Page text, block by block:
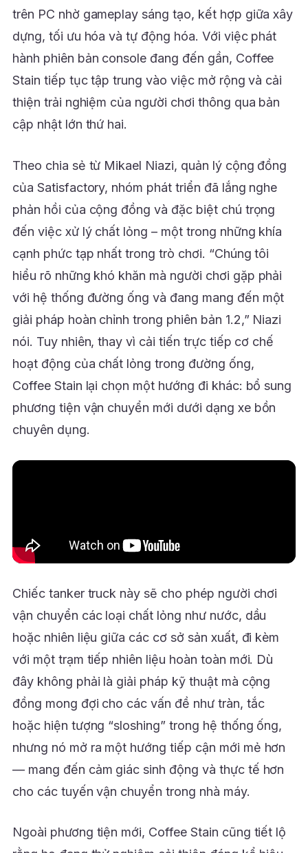
trên PC nhờ gameplay sáng tạo, kết hợp giữa xây
dựng, tối ưu hóa và tự động hóa. Với việc phát
hành phiên bản console đang đến gần, Coffee
Stain tiếp tục tập trung vào việc mở rộng và cải
thiện trải nghiệm của người chơi thông qua bản
cập nhật lớn thứ hai.
Theo chia sẻ từ Mikael Niazi, quản lý cộng đồng
của Satisfactory, nhóm phát triển đã lắng nghe
phản hồi của cộng đồng và đặc biệt chú trọng
đến việc xử lý chất lỏng – một trong những khía
cạnh phức tạp nhất trong trò chơi. “Chúng tôi
hiểu rõ những khó khăn mà người chơi gặp phải
với hệ thống đường ống và đang mang đến một
giải pháp hoàn chỉnh trong phiên bản 1.2,” Niazi
nói. Tuy nhiên, thay vì cải tiến trực tiếp cơ chế
hoạt động của chất lỏng trong đường ống,
Coffee Stain lại chọn một hướng đi khác: bổ sung
phương tiện vận chuyển mới dưới dạng xe bồn
chuyên dụng.
Chiếc tanker truck này sẽ cho phép người chơi
vận chuyển các loại chất lỏng như nước, dầu
hoặc nhiên liệu giữa các cơ sở sản xuất, đi kèm
với một trạm tiếp nhiên liệu hoàn toàn mới. Dù
đây không phải là giải pháp kỹ thuật mà cộng
đồng mong đợi cho các vấn đề như tràn, tắc
hoặc hiện tượng “sloshing” trong hệ thống ống,
nhưng nó mở ra một hướng tiếp cận mới mẻ hơn
— mang đến cảm giác sinh động và thực tế hơn
cho các tuyến vận chuyển trong nhà máy.
Ngoài phương tiện mới, Coffee Stain cũng tiết lộ